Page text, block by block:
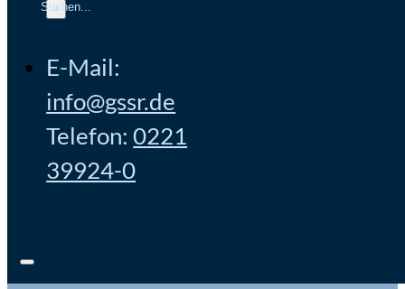
×
E-Mail:
info@gssr.de
Telefon:0221
39924-0